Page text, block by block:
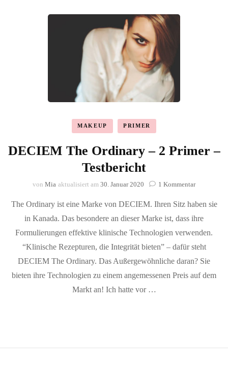
MAKEUP PRIMER
DECIEM The Ordinary – 2 Primer –
Testbericht
von Mia aktualisiert am 30. Januar 2020 1 Kommentarzu
The
2
Primer
Testbericht
The Ordinary ist eine Marke von DECIEM. Ihren Sitz haben sie
in Kanada. Das besondere an dieser Marke ist, dass ihre
Formulierungen effektive klinische Technologien verwenden.
“Klinische Rezepturen, die Integrität bieten” – dafür steht
DECIEM The Ordinary. Das Außergewöhnliche daran? Sie
bieten ihre Technologien zu einem angemessenen Preis auf dem
Markt an! Ich hatte vor …